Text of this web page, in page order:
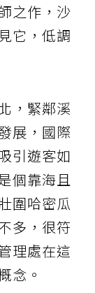
之作，沙
它，低調
，緊鄰溪
展，國際
引遊客如
個靠海且
圍哈密瓜
多，很符
理處在這
念。